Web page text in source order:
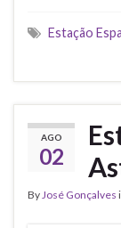
Estação
AGO
02
ByJosé Gonçalves